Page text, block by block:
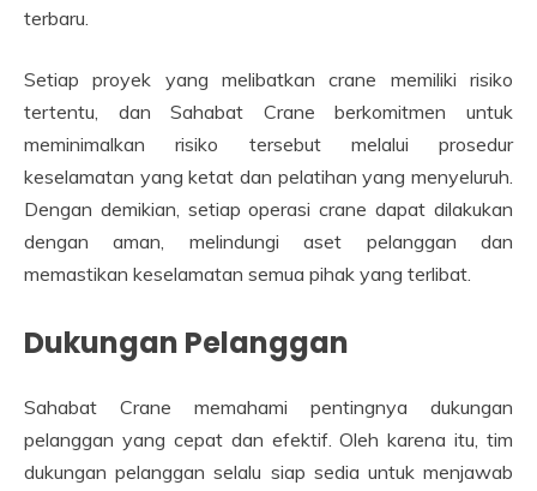
terbaru.
Setiap proyek yang melibatkan crane memiliki risiko
tertentu, dan Sahabat Crane berkomitmen untuk
meminimalkan risiko tersebut melalui prosedur
keselamatan yang ketat dan pelatihan yang menyeluruh.
Dengan demikian, setiap operasi crane dapat dilakukan
dengan aman, melindungi aset pelanggan dan
memastikan keselamatan semua pihak yang terlibat.
Dukungan Pelanggan
Sahabat Crane memahami pentingnya dukungan
pelanggan yang cepat dan efektif. Oleh karena itu, tim
dukungan pelanggan selalu siap sedia untuk menjawab